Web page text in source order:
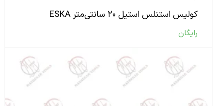
کولیس استنلس استیل ۲۰ سانتی‌متر ESKA
رایگان